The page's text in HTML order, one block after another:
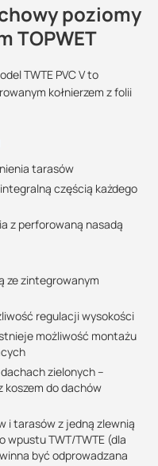
poziomy
TOPWET
TWTE PVC V to
kołnierzem z folii
tarasów
częścią każdego
z perforowaną nasadą
ze zintegrowanym
regulacji wysokości
możliwość montażu
zielonych –
koszem do dachów
i tarasów z jedną zlewnią
wpustu TWT/TWTE (dla
być odprowadzana